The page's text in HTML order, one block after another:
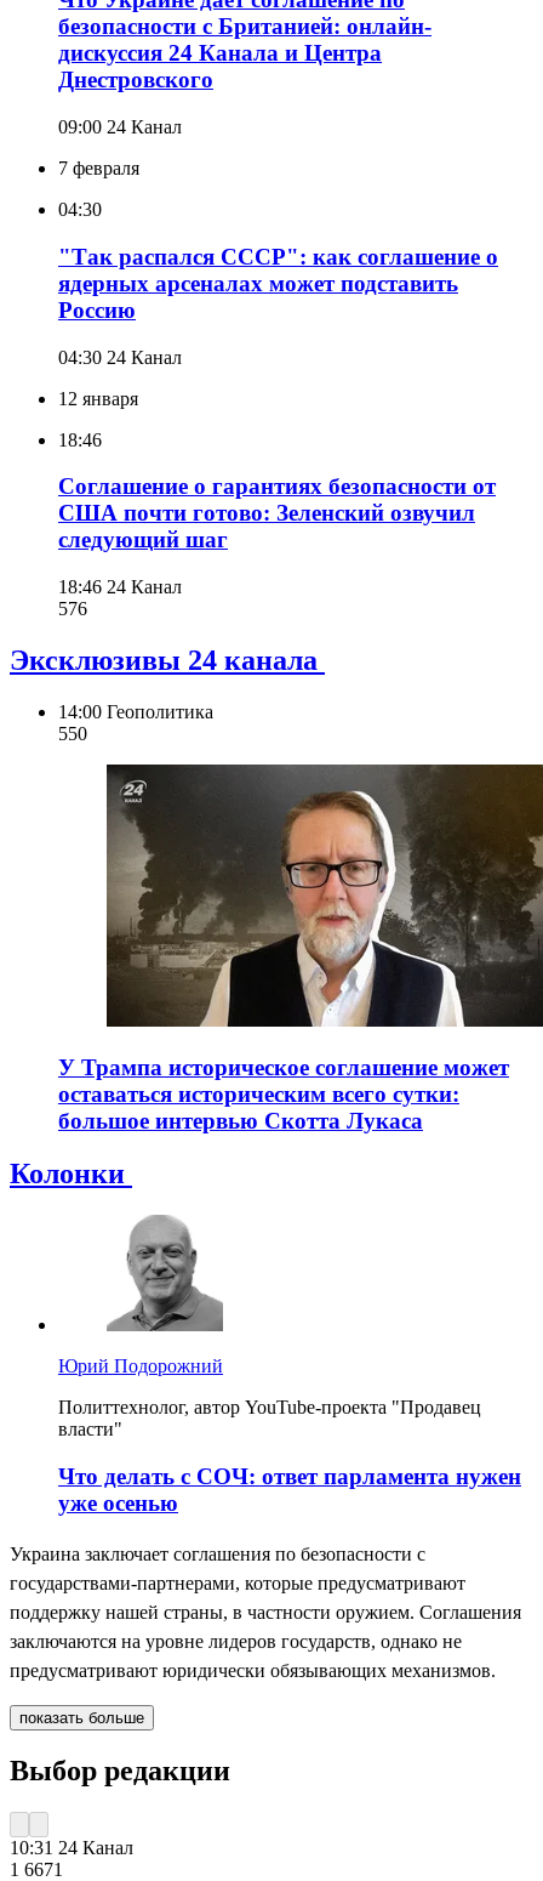
безопасности с Британией: онлайн-
дискуссия 24 Канала и Центра
Днестровского
09:00 24 Канал
7 февраля
04:30
"Так распался СССР": как соглашение о
ядерных арсеналах может подставить
Россию
04:30 24 Канал
12 января
18:46
Соглашение о гарантиях безопасности от
США почти готово: Зеленский озвучил
следующий шаг
18:46 24 Канал
576
Эксклюзивы 24 канала
14:00 Геополитика
550
У Трампа историческое соглашение может
оставаться историческим всего сутки:
большое интервью Скотта Лукаса
Колонки
Юрий Подорожний
Политтехнолог, автор YouTube-проекта "Продавец
власти"
Что делать с СОЧ: ответ парламента нужен
уже осенью
Украина заключает соглашения по безопасности с
государствами-партнерами, которые предусматривают
поддержку нашей страны, в частности оружием. Соглашения
заключаются на уровне лидеров государств, однако не
предусматривают юридически обязывающих механизмов.
показать больше
Выбор редакции
10:31 24 Канал
1 6671